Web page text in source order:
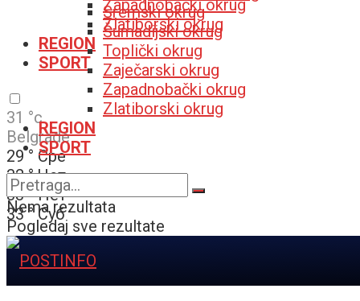
Zapadnobački okrug
Zlatiborski okrug
REGION
SPORT
31 °c
Belgrade
29 ° Сре
32 ° Чет
33 ° Пет
33 ° Суб
Sremski okrug
Šumadijski okrug
Toplički okrug
Zaječarski okrug
Zapadnobački okrug
Zlatiborski okrug
REGION
SPORT
Nema rezultata
Pogledaj sve rezultate